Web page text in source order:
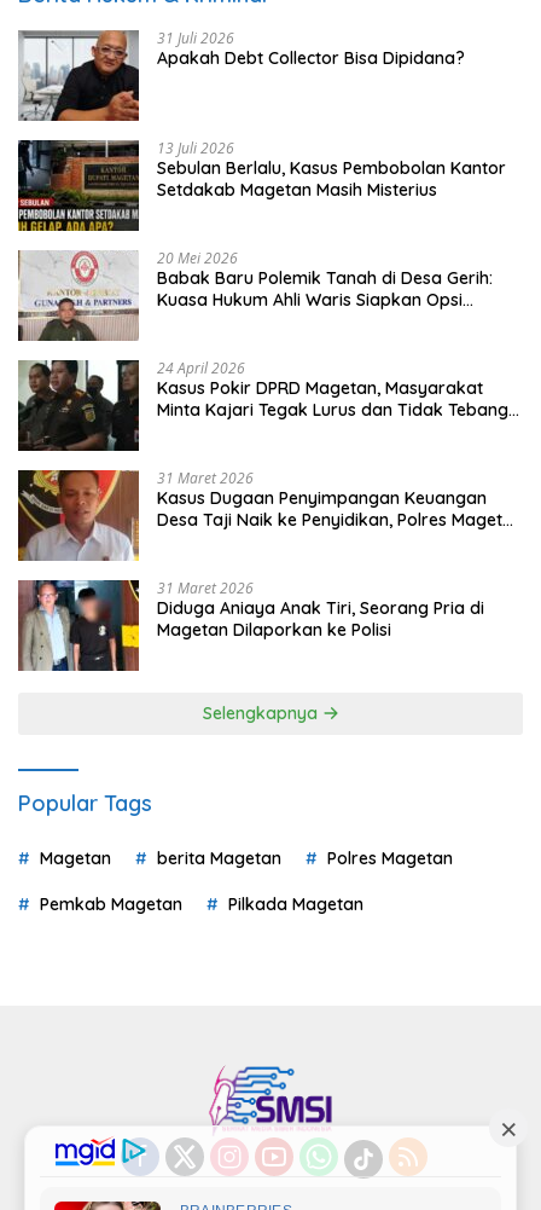
31 Juli 2026
Apakah Debt Collector Bisa Dipidana?
13 Juli 2026
Sebulan Berlalu, Kasus Pembobolan Kantor
Setdakab Magetan Masih Misterius
20 Mei 2026
Babak Baru Polemik Tanah di Desa Gerih:
Kuasa Hukum Ahli Waris Siapkan Opsi
24 April 2026
Kasus Pokir DPRD Magetan, Masyarakat
Minta Kajari Tegak Lurus dan Tidak Tebang
31 Maret 2026
Kasus Dugaan Penyimpangan Keuangan
Desa Taji Naik ke Penyidikan, Polres Magetan
31 Maret 2026
Diduga Aniaya Anak Tiri, Seorang Pria di
Magetan Dilaporkan ke Polisi
Selengkapnya
Popular Tags
Magetan berita Magetan Polres Magetan
Pemkab Magetan Pilkada Magetan